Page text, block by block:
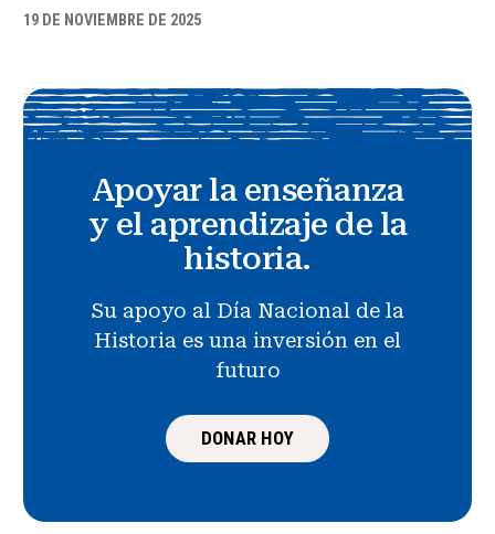
19 DE NOVIEMBRE DE 2025
Apoyar la enseñanza
y el aprendizaje de la
historia.
Su apoyo al Día Nacional de la
Historia es una inversión en el
futuro
DONAR HOY